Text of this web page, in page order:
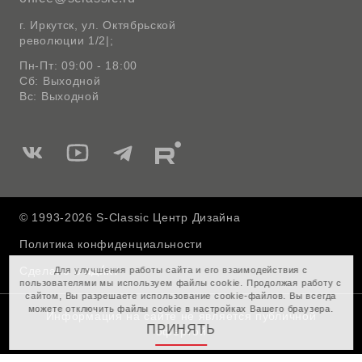
г. Иркутск, ул. Октябрьской
революции 1/2|;
Пн-Пт: 09:00 - 18:00
Сб: Выходной
Вс: Выходной
Мы
Вконтакте
Мы
Ютуб
Мы
Telegram
Мы
Rutube
© 1993-2026 S-Classic Центр Дизайна
Политика конфиденциальности
Сделано в
Информация на сайте не является публичной
офертой
Для улучшения работы сайта и его взаимодействия с
пользователями мы используем файлы cookie. Продолжая работу с
сайтом, Вы разрешаете использование cookie-файлов. Вы всегда
можете отключить файлы cookie в настройках Вашего браузера.
ПРИНЯТЬ